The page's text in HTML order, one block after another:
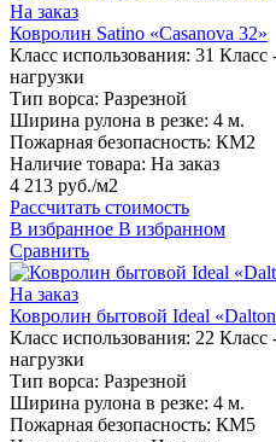
На заказ
Ковролин Satino «Casanova 32»
Класс использования: 31 Класс
нагрузки
Тип ворса: Разрезной
Ширина рулона в резке: 4 м.
Пожарная безопасность: КМ2
Наличие товара: На заказ
4 213 руб./м2
Рассчитать стоимость
В избранное В избранном
Сравнить
На заказ
Ковролин бытовой Ideal
Класс использования: 22 Класс
нагрузки
Тип ворса: Разрезной
Ширина рулона в резке: 4 м.
Пожарная безопасность: КМ5